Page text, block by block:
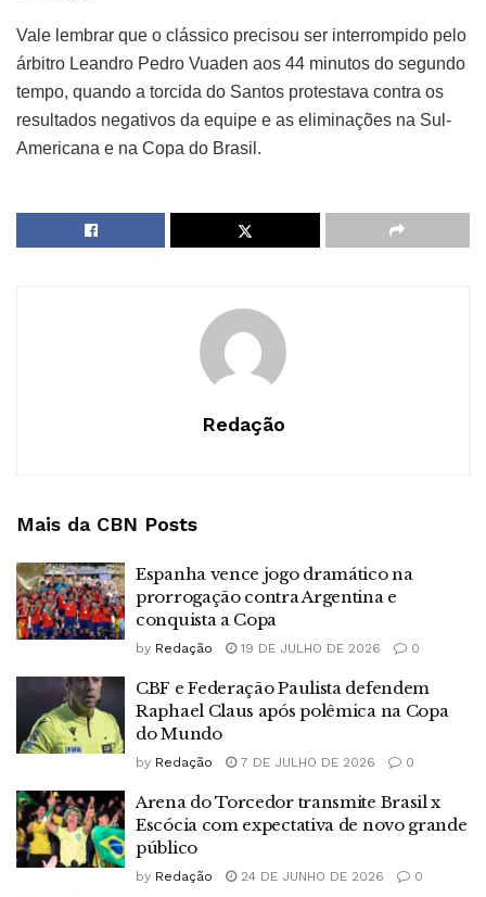
Vale lembrar que o clássico precisou ser interrompido pelo
árbitro Leandro Pedro Vuaden aos 44 minutos do segundo
tempo, quando a torcida do Santos protestava contra os
resultados negativos da equipe e as eliminações na Sul-
Americana e na Copa do Brasil.
Redação
Mais da CBN Posts
Espanha vence jogo dramático na
prorrogação contra Argentina e
conquista a Copa
by Redação 19 DE JULHO DE 2026 0
CBF e Federação Paulista defendem
Raphael Claus após polêmica na Copa
do Mundo
by Redação 7 DE JULHO DE 2026 0
Arena do Torcedor transmite Brasil x
Escócia com expectativa de novo grande
público
by Redação 24 DE JUNHO DE 2026 0